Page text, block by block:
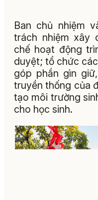
Ban chủ nhiệm
trách nhiệm xây
chế hoạt động
duyệt; tổ chức
góp phần gìn
truyền thống của
tạo môi trường
cho học sinh.